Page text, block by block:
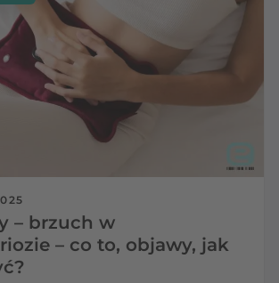
– brzuch w
– co to, objawy, jak